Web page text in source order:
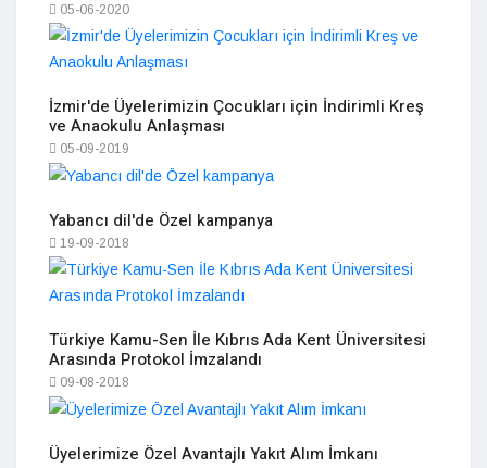
05-06-2020
İzmir'de Üyelerimizin Çocukları için İndirimli Kreş
ve Anaokulu Anlaşması
05-09-2019
Yabancı dil'de Özel kampanya
19-09-2018
Türkiye Kamu-Sen İle Kıbrıs Ada Kent Üniversitesi
Arasında Protokol İmzalandı
09-08-2018
Üyelerimize Özel Avantajlı Yakıt Alım İmkanı